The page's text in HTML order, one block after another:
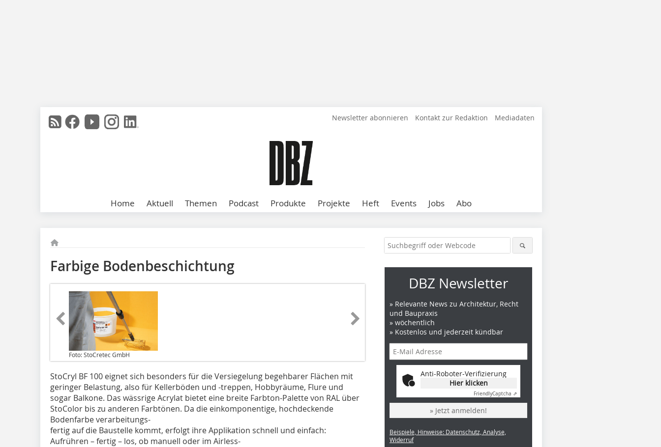
Newsletter abonnieren Kontakt zur Redaktion Mediadaten
Home Aktuell Themen Podcast Produkte Projekte Heft Events Jobs Abo
Farbige Bodenbeschichtung
Foto: StoCretec GmbH
StoCryl BF 100 eignet sich besonders für die Versiegelung begehbarer Flächen mit
geringer Belastung, also für Kellerböden und -treppen, Hobbyräume, Flure und
sogar Balkone. Das wässrige Acrylat bietet eine breite Farbton-Palette von RAL über
StoColor bis zu anderen Farbtönen. Da die einkomponentige, hochdeckende
Bodenfarbe verarbeitungs-
fertig auf die Baustelle kommt, erfolgt ihre Applikation schnell und einfach:
Aufrühren – fertig – los, ob manuell oder im Airless-
DBZ Newsletter
» Relevante News zu Architektur, Recht
und Baupraxis
» wöchentlich
» Kostenlos und jederzeit kündbar
Anti-Roboter-Verifizierung
Hier klicken
FriendlyCaptcha ⇗
» Jetzt anmelden!
Beispiele, Hinweise: Datenschutz, Analyse,
Widerruf